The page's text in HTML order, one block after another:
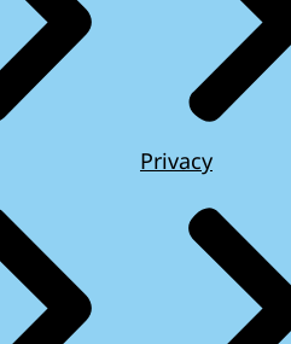
Privacy